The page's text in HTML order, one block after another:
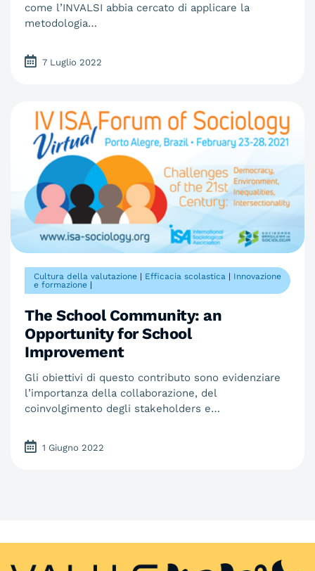
come l’INVALSI abbia cercato di applicare la
metodologia…
7 Luglio 2022
Cultura della valutazione | Efficacia scolastica | Innovazione
e formazione |
The School Community: an
Opportunity for School
Improvement
Gli obiettivi di questo contributo sono evidenziare
l’importanza della collaborazione, del
coinvolgimento degli stakeholders e…
1 Giugno 2022